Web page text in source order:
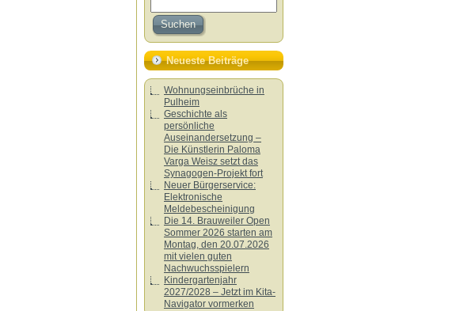
Neueste Beiträge
Wohnungseinbrüche in
Pulheim
Geschichte als
persönliche
Auseinandersetzung –
Die Künstlerin Paloma
Varga Weisz setzt das
Synagogen-Projekt fort
Neuer Bürgerservice:
Elektronische
Meldebescheinigung
Die 14. Brauweiler Open
Sommer 2026 starten am
Montag, den 20.07.2026
mit vielen guten
Nachwuchsspielern
Kindergartenjahr
2027/2028 – Jetzt im Kita-
Navigator vormerken